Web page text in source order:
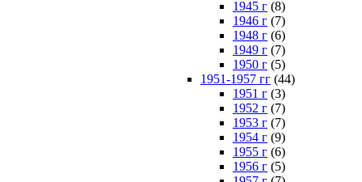
1945 г (8)
1946 г (7)
1948 г (6)
1949 г (7)
1950 г (5)
1951-1957 гг (44)
1951 г (3)
1952 г (7)
1953 г (7)
1954 г (9)
1955 г (6)
1956 г (5)